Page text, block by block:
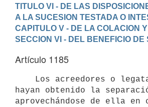
TITULO VI - DE LAS
A LA SUCESION TESTADA O
CAPITULO V - DE LA COLACION
SECCION VI - DEL BENEFICIO DE
Artículo 1185
hayan obtenido la
aprovechándose de ella en